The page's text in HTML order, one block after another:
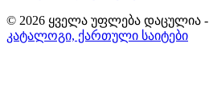
© 2026 ყველა უფლება დაცულია -
კატალოგი, ქართული საიტები